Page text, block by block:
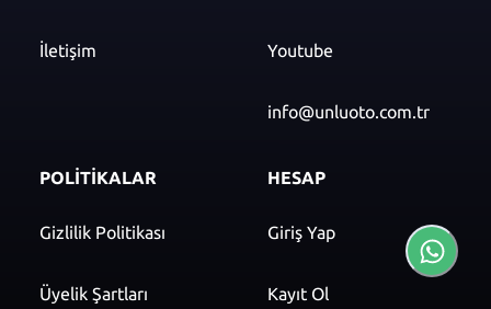
İletişim Youtube
info@unluoto.com.tr
POLİTİKALAR
Gizlilik Politikası
Üyelik Şartları
HESAP
Giriş Yap
Kayıt Ol